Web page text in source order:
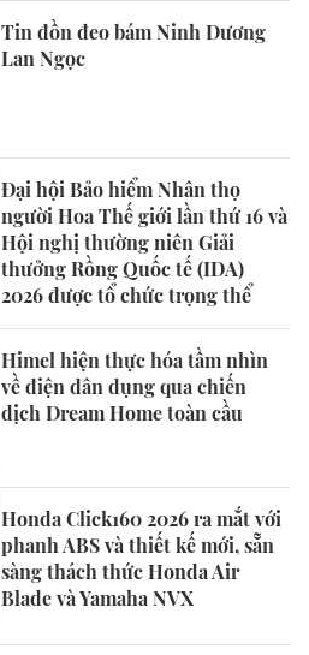
Tin đồn đeo bám Ninh Dương
Lan Ngọc
Đại hội Bảo hiểm Nhân thọ
người Hoa Thế giới lần thứ 16 và
Hội nghị thường niên Giải
thưởng Rồng Quốc tế (IDA)
2026 được tổ chức trọng thể
Himel hiện thực hóa tầm nhìn
về điện dân dụng qua chiến
dịch Dream Home toàn cầu
Honda Click160 2026 ra mắt với
phanh ABS và thiết kế mới, sẵn
sàng thách thức Honda Air
Blade và Yamaha NVX